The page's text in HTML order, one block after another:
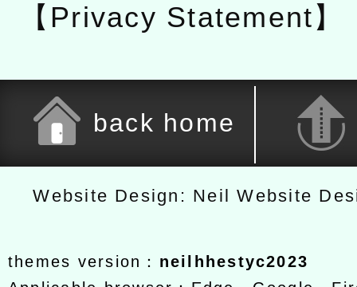
【Privacy Statement】
back home
Website Design: Neil Website
themes version： neilhhestyc2023